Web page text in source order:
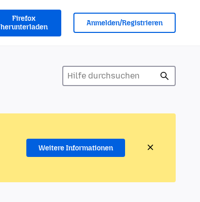
Firefox
herunterladen
Anmelden/Registrieren
Weitere Informationen